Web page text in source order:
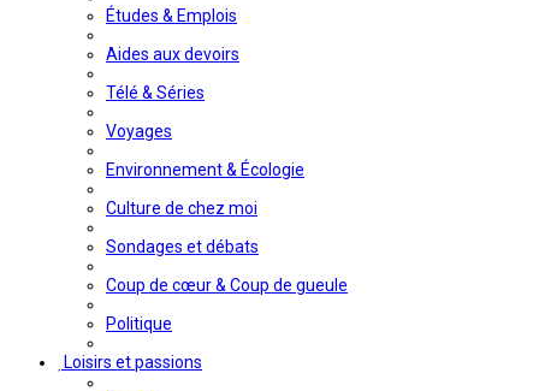
Études & Emplois
Aides aux devoirs
Télé & Séries
Voyages
Environnement & Écologie
Culture de chez moi
Sondages et débats
Coup de cœur & Coup de gueule
Politique
Loisirs et passions